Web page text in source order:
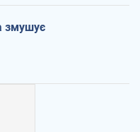
змушує